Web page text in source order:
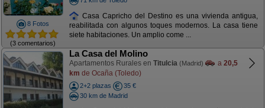
8 Fotos
(3 comentarios)
Casa Capricho del Destino es una vivienda antigua,
reabilitada con algunos toques modernos. La casa tiene
siete habitaciones. Un amplio come ...
La Casa del Molino
Apartamentos Rurales en Titulcia (Madrid) a 20,5
km de Ocaña (Toledo)
2+2 plazas
35 €
30 km de Madrid